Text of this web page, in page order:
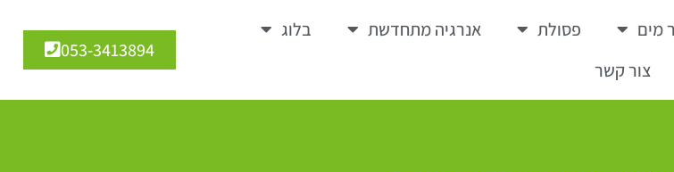
מים פסולת אנרגיה מתחדשת
בלוג
צור קשר
053-3413894